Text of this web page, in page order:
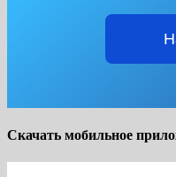
Скачать мобильное